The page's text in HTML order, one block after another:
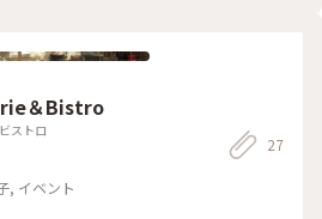
＆Bistro
リ アンド ビストロ
, イベント
27